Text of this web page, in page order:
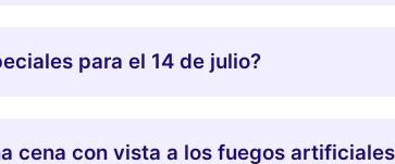
para el 14 de julio?
cena con vista a los fuegos